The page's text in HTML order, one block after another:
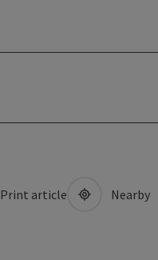
Print article Nearby